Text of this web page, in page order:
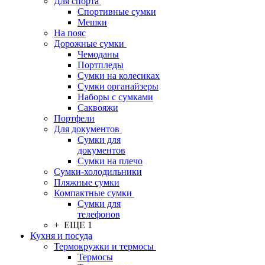
Спортивные сумки
Мешки
На пояс
Дорожные сумки
Чемоданы
Портпледы
Сумки на колесиках
Сумки органайзеры
Наборы с сумками
Саквояжи
Портфели
Для документов
Сумки для
документов
Сумки на плечо
Сумки-холодильники
Пляжные сумки
Компактные сумки
Сумки для
телефонов
+ ЕЩЕ 1
Кухня и посуда
Термокружки и термосы
Термосы